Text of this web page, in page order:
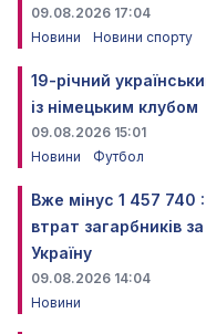
09.08.2026 17:04
Новини
Новини спорту
19-річний
із німецьким клубом
09.08.2026 15:01
Новини
Футбол
Вже мінус 1 457 740
втрат загарбників
Україну
09.08.2026 14:04
Новини